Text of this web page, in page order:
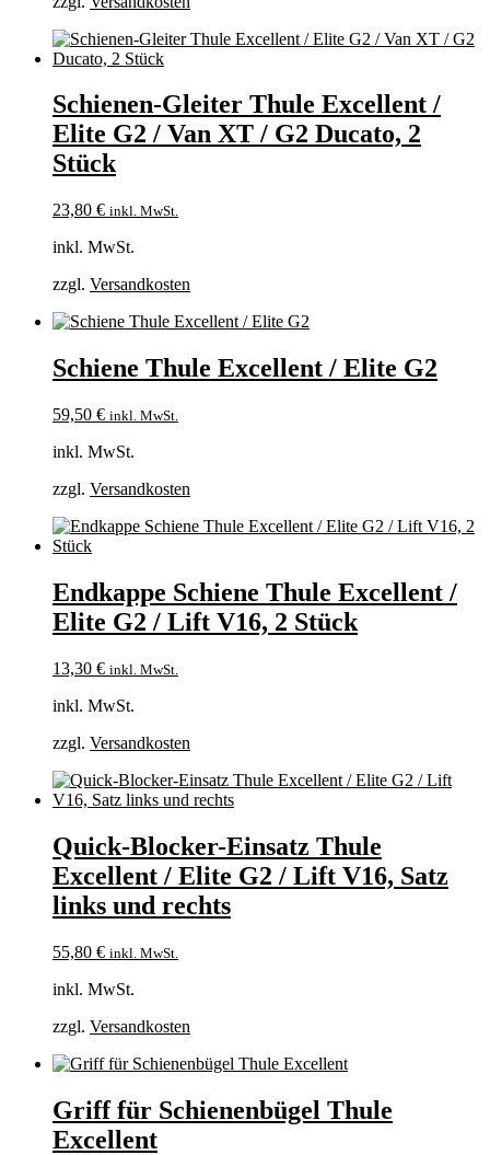
Schienen-Gleiter Thule Excellent /
Elite G2 / Van XT / G2 Ducato, 2
Stück
23,80 € inkl. MwSt.
inkl. MwSt.
zzgl. Versandkosten
Schiene Thule Excellent / Elite G2
59,50 € inkl. MwSt.
inkl. MwSt.
zzgl. Versandkosten
Endkappe Schiene Thule Excellent /
Elite G2 / Lift V16, 2 Stück
13,30 € inkl. MwSt.
inkl. MwSt.
zzgl. Versandkosten
Quick-Blocker-Einsatz Thule
Excellent / Elite G2 / Lift V16, Satz
links und rechts
55,80 € inkl. MwSt.
inkl. MwSt.
zzgl. Versandkosten
Griff für Schienenbügel Thule
Excellent